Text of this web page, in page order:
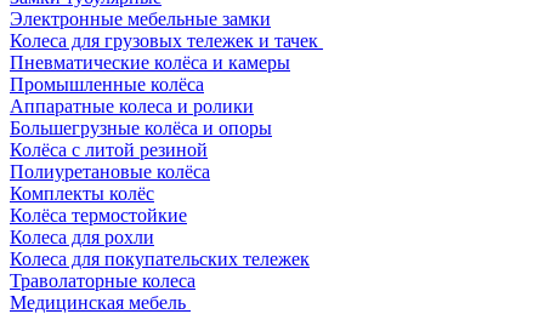
Электронные мебельные замки
Колеса для грузовых тележек и тачек
Пневматические колёса и камеры
Промышленные колёса
Аппаратные колеса и ролики
Большегрузные колёса и опоры
Колёса с литой резиной
Полиуретановые колёса
Комплекты колёс
Колёса термостойкие
Колеса для рохли
Колеса для покупательских тележек
Траволаторные колеса
Медицинская мебель